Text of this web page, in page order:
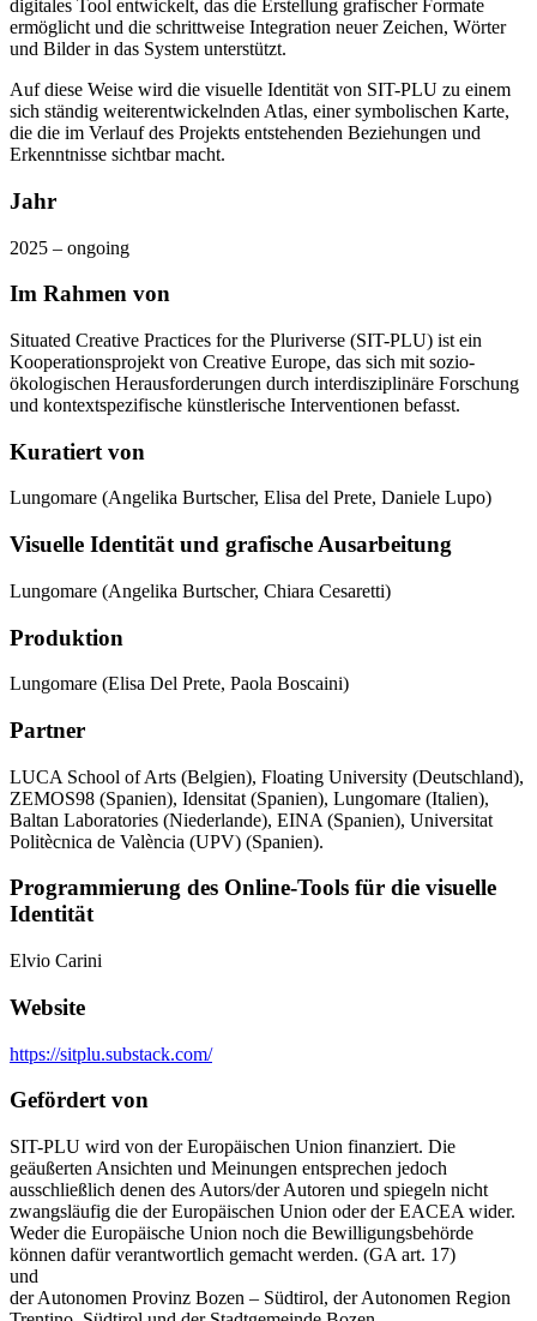
digitales Tool entwickelt, das die Erstellung grafischer Formate
ermöglicht und die schrittweise Integration neuer Zeichen, Wörter
und Bilder in das System unterstützt.
Auf diese Weise wird die visuelle Identität von SIT-PLU zu einem
sich ständig weiterentwickelnden Atlas, einer symbolischen Karte,
die die im Verlauf des Projekts entstehenden Beziehungen und
Erkenntnisse sichtbar macht.
Jahr
2025 – ongoing
Im Rahmen von
Situated Creative Practices for the Pluriverse (SIT-PLU) ist ein
Kooperationsprojekt von Creative Europe, das sich mit sozio-
ökologischen Herausforderungen durch interdisziplinäre Forschung
und kontextspezifische künstlerische Interventionen befasst.
Kuratiert von
Lungomare (Angelika Burtscher, Elisa del Prete, Daniele Lupo)
Visuelle Identität und grafische Ausarbeitung
Lungomare (Angelika Burtscher, Chiara Cesaretti)
Produktion
Lungomare (Elisa Del Prete, Paola Boscaini)
Partner
LUCA School of Arts (Belgien), Floating University (Deutschland),
ZEMOS98 (Spanien), Idensitat (Spanien), Lungomare (Italien),
Baltan Laboratories (Niederlande), EINA (Spanien), Universitat
Politècnica de València (UPV) (Spanien).
Programmierung des Online-Tools für die visuelle
Identität
Elvio Carini
Website
https://sitplu.substack.com/
Gefördert von
SIT-PLU wird von der Europäischen Union finanziert. Die
geäußerten Ansichten und Meinungen entsprechen jedoch
ausschließlich denen des Autors/der Autoren und spiegeln nicht
zwangsläufig die der Europäischen Union oder der EACEA wider.
Weder die Europäische Union noch die Bewilligungsbehörde
können dafür verantwortlich gemacht werden. (GA art. 17)
und
der Autonomen Provinz Bozen – Südtirol, der Autonomen Region